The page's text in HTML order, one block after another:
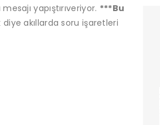
yapıştırıveriyor. ***Bu
akıllarda soru işaretleri